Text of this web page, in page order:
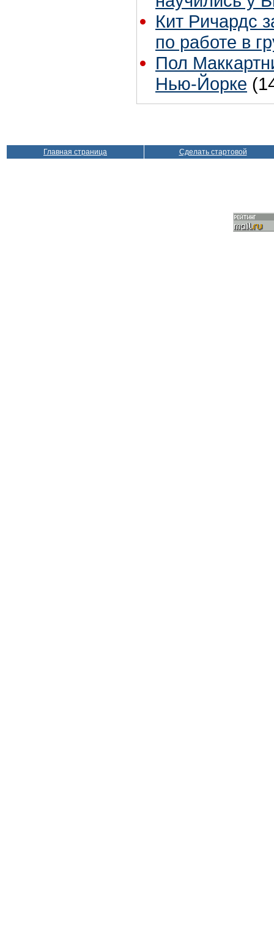
Кит Ричардс
по работе в
Пол
Нью-Йорке
Главная страница Сделать стартовой